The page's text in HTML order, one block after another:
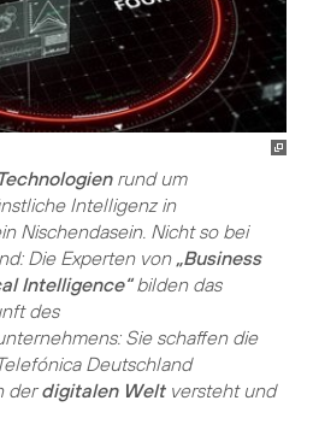
rund um
Intelligenz in
Nischendasein. Nicht so bei
Die Experten von „Business
Intelligence“bilden das
des
Sie schaffen die
Deutschland
derdigitalen Weltversteht und